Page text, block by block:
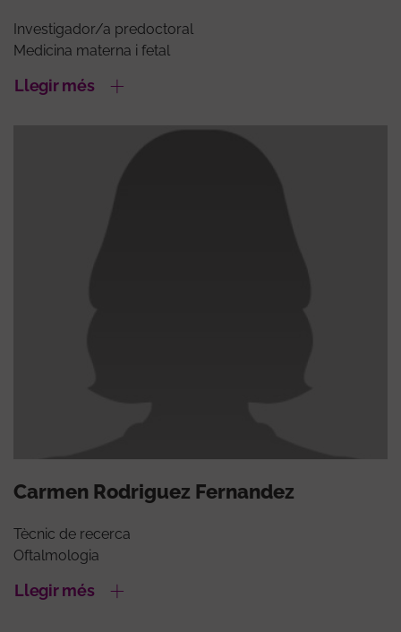
Investigador/a predoctoral
Medicina materna i fetal
Llegir més
Carmen Rodriguez Fernandez
Tècnic de recerca
Oftalmologia
Llegir més